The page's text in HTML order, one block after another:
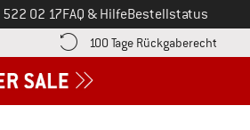
an unter
02 17FAQ & HilfeBestellstatus
hier! Öffnet sich in einer Infobox
100 Tage Rückgaberecht